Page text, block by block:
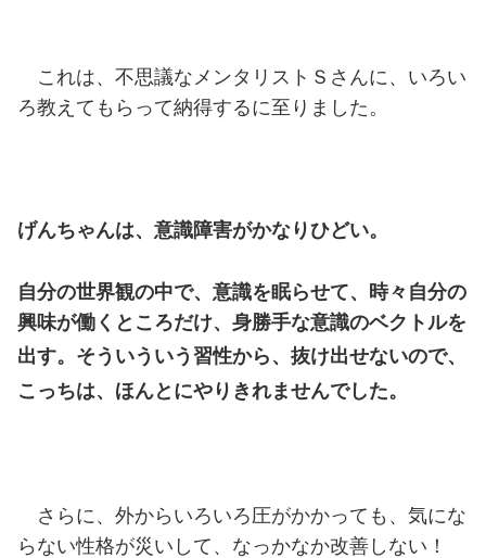
これは、不思議なメンタリストＳさんに、いろい
ろ教えてもらって納得するに至りました。
げんちゃんは、意識障害がかなりひどい。
自分の世界観の中で、意識を眠らせて、時々自分の
興味が働くところだけ、身勝手な意識のベクトルを
出す。そういう いう習性から、抜け出せないので、
こっちは、ほんとにやりきれませんでした。
さらに、外からいろいろ圧がかかっても、気にな
らない性格が災いして、なっかなか改善しない！